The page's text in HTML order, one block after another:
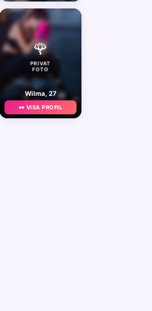
🌹
PRIVAT
FOTO
Wilma, 27
👀 VISA PROFIL